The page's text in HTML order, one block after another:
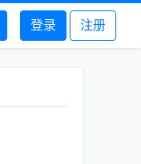
登录 注册